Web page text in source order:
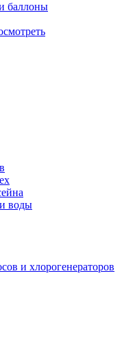
баллоны
воды
и хлорогенераторов